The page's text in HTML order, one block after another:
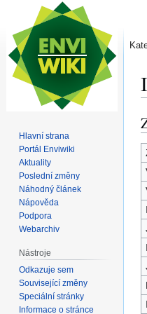
Hlavní strana
Portál Enviwiki
Aktuality
Poslední změny
Náhodný článek
Nápověda
Podpora
Webarchiv
Nástroje
Odkazuje sem
Související změny
Speciální stránky
Informace o stránce